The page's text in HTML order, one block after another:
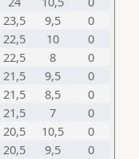
23,5 9,5
0
22,5 10
0
22,5 8
0
21,5 9,5
0
21,5 8,5
0
21,5 7
0
20,5 10,5
0
20,5 9,5
0